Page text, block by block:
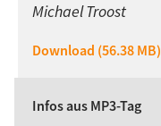
Michael Troost
Download (56.38 MB)
Infos aus MP3-Tag